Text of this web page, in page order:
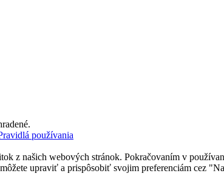
používania
z našich webových stránok. Pokračovaním v
upraviť a prispôsobiť svojim preferenciám cez